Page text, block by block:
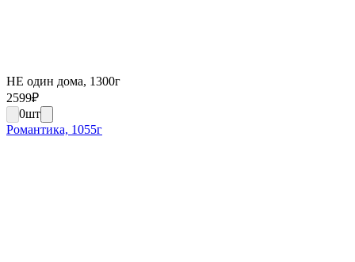
НЕ один дома, 1300г
2599₽
0шт
Романтика, 1055г